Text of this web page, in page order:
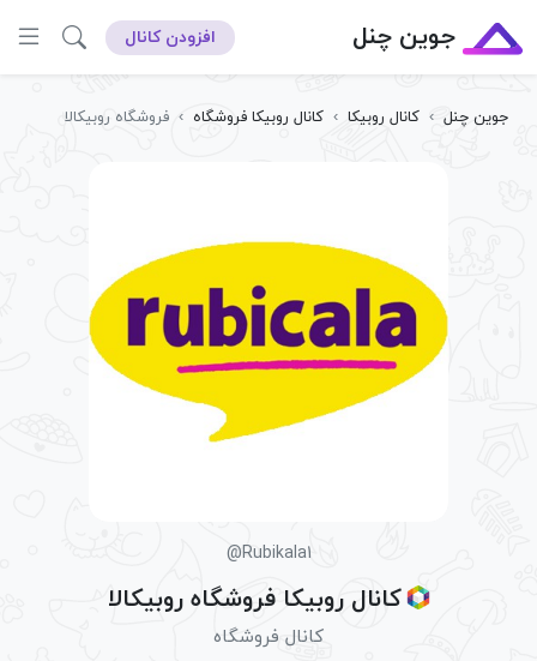
جوین چنل افزودن کانال
جوین چنل › کانال روبیکا › کانال روبیکا فروشگاه › فروشگاه روبیکالا
@Rubikala1
کانال روبیکا فروشگاه روبیکالا
کانال فروشگاه